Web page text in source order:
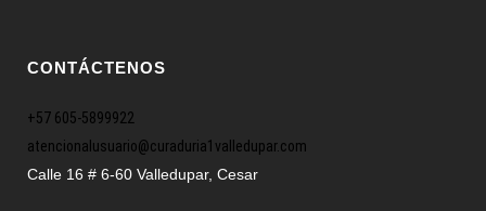
CONTÁCTENOS
+57 605-5899922
atencionalusuario@curaduria1valledupar.com
Calle 16 # 6-60 Valledupar, Cesar